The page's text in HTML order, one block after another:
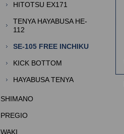
HITOTSU EX171
TENYA HAYABUSA HE-
112
SE-105 FREE INCHIKU
KICK BOTTOM
HAYABUSA TENYA
SHIMANO
PREGIO
WAKI